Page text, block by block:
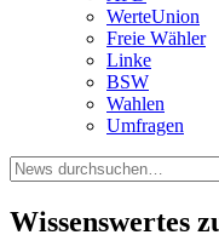
WerteUnion
Freie Wähler
Linke
BSW
Wahlen
Umfragen
Wissenswertes